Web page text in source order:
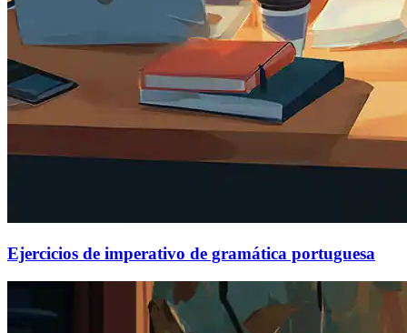
Ejercicios de imperativo de gramática portuguesa